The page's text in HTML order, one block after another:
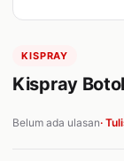
KISPRAY
Kispray
Belum ada ulasan·